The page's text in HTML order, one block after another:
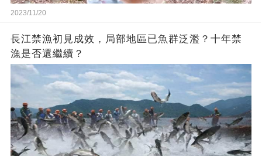
2023/11/20
長江禁漁初見成效，局部地區已魚群泛濫？十年禁
漁是否還繼續？